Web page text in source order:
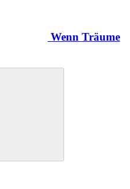
Wenn Träume